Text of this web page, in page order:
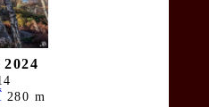
280 m